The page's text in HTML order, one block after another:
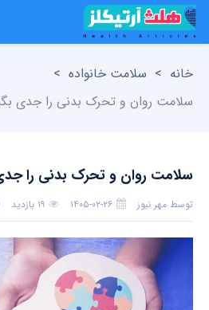
خانه > سلامت خانواده >
سلامت روان و تحرک بدنی را جدی
سلامت روان و تحرک بدنی را
توسط مهر نیوز ۱۴۰۵-۰۲-۲۶ ۱۹ بازدید